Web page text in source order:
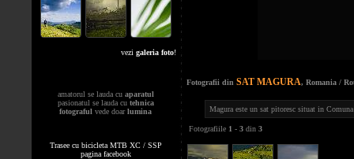
vezi galeria foto!
amatorul se lauda cu aparatul
pasionatul se lauda cu tehnica
fotograful vede doarlumina
Trasee cu bicicleta MTB XC / SSP
pagina facebook
Fotografii din SAT MAGURA, Romania /
Magura este un sat pitoresc situat in
Fotografiile 1 - 3 din 3